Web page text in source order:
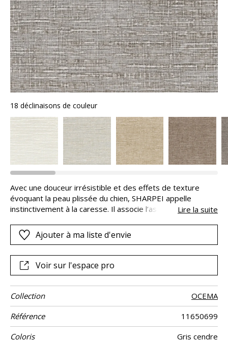
18 déclinaisons de couleur
Avec une douceur irrésistible et des effets de texture
évoquant la peau plissée du chien, SHARPEI appelle
instinctivement à la caresse. Il associe l’aspect flammé et
lumière et l’angle de vue. Ce jacquard chenille de polyester
a été teint après le tissage, garantissant une coloration
Lire la suite
Ajouter à ma liste d'envie
Voir sur l'espace pro
Collection
OCEMA
Référence
11650699
Coloris
Gris cendre